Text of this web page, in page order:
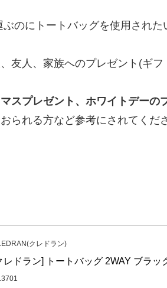
のにトートバッグを使用された
友人、家族へのプレゼント(ギフ
スプレゼント、ホワイトデーの
られる方など参考にされてくだ
クレドラン)
レドラン] トートバッグ 2WAY ブラッ